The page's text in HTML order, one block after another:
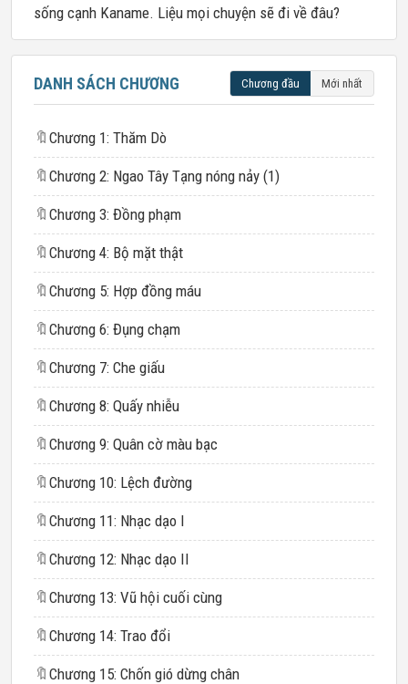
sống cạnh Kaname. Liệu mọi chuyện sẽ đi về đâu?
DANH SÁCH CHƯƠNG Chương đầu Mới nhất
🔖 Chương 1: Thăm Dò
🔖 Chương 2: Ngao Tây Tạng nóng nảy (1)
🔖 Chương 3: Đồng phạm
🔖 Chương 4: Bộ mặt thật
🔖 Chương 5: Hợp đồng máu
🔖 Chương 6: Đụng chạm
🔖 Chương 7: Che giấu
🔖 Chương 8: Quấy nhiễu
🔖 Chương 9: Quân cờ màu bạc
🔖 Chương 10: Lệch đường
🔖 Chương 11: Nhạc dạo I
🔖 Chương 12: Nhạc dạo II
🔖 Chương 13: Vũ hội cuối cùng
🔖 Chương 14: Trao đổi
🔖 Chương 15: Chốn gió dừng chân